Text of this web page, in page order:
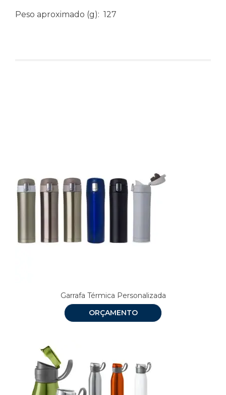
Peso aproximado (g): 127
Garrafa Térmica Personalizada
ORÇAMENTO